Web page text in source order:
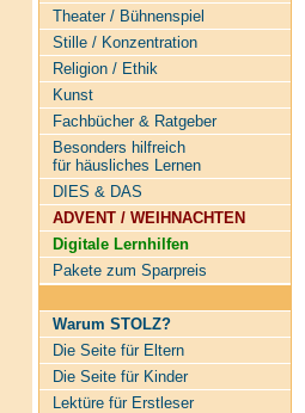
Theater / Bühnenspiel
Stille / Konzentration
Religion / Ethik
Kunst
Fachbücher & Ratgeber
Besonders hilfreich
für häusliches Lernen
DIES & DAS
ADVENT / WEIHNACHTEN
Digitale Lernhilfen
Pakete zum Sparpreis
Warum STOLZ?
Die Seite für Eltern
Die Seite für Kinder
Lektüre für Erstleser